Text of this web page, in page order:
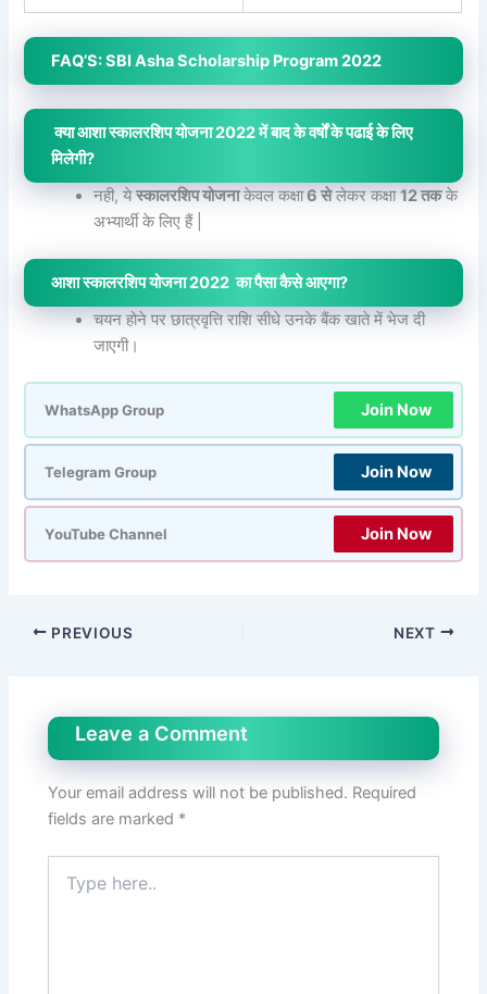
FAQ’S: SBI Asha Scholarship Program 2022
क्या आशा स्कालरशिप योजना 2022 में बाद के वर्षों के पढाई के लिए
मिलेगी?
नही, येस्कालरशिप योजनाकेवल कक्षा6 सेलेकर कक्षा12 तकके
अभ्यार्थी के लिए हैं |
आशा स्कालरशिप योजना 2022 का पैसा कैसे आएगा?
चयन होने पर छात्रवृत्ति राशि सीधे उनके बैंक खाते में भेज दी
जाएगी।
WhatsApp Group Join Now
Telegram Group Join Now
YouTube Channel Join Now
PREVIOUS NEXT
Leave a Comment
Your email address will not be published. Required
fields are marked *
here..